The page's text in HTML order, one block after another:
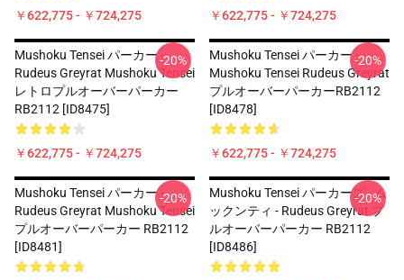
￥622,775 - ￥724,275 ￥622,775 - ￥724,275
Mushoku Tensei パーカー -
Rudeus Greyrat Mushoku Tensei
レトロプルオーバーパーカー
RB2112 [ID8475]
￥622,775 - ￥724,275
-20%
Mushoku Tensei パーカー -
Mushoku Tensei Rudeus Greyrat
プルオーバーパーカーRB2112
[ID8478]
￥622,775 - ￥724,275
-20%
Mushoku Tensei パーカー -
Rudeus Greyrat Mushoku Tensei
プルオーバーパーカー RB2112
[ID8481]
-20%
Mushoku Tensei パーカーズ - ム
ックンティ - Rudeus Greyrat プ
ルオーバーパーカー RB2112
[ID8486]
-20%